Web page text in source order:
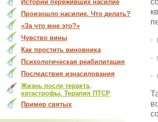
·
·
·
Истории переживших насилие
Произошло насилие. Что делать?
«За что мне это?»
Чувство вины
Как простить виновника
Психологическая реабилитация
Последствия изнасилования
Жизнь после теракта,
катастрофы. Терапия ПТСР
Пример святых